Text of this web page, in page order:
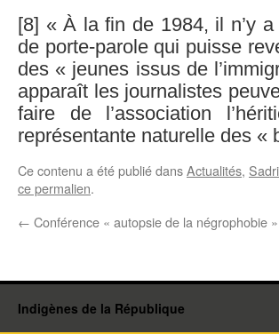
[8] « À la fin de 1984, il n’y
de porte-parole qui puisse
des « jeunes issus de
apparaît les journalistes
faire de l’association
représentante naturelle des «
Ce contenu a été publié dansActualités,
ce permalien.
← Conférence « autopsie de la négrophobie »
Indigènes de la République